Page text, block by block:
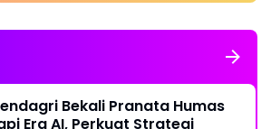
Bekali Pranata Humas
Era AI, Perkuat Strategi